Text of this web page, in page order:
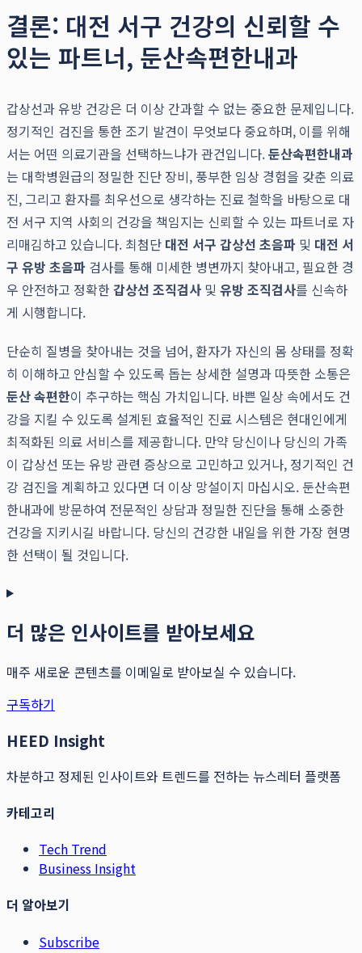
결론: 대전 서구 건강의 신뢰할 수
있는 파트너, 둔산속편한내과
갑상선과 유방 건강은 더 이상 간과할 수 없는 중요한 문제입니다.
정기적인 검진을 통한 조기 발견이 무엇보다 중요하며, 이를 위해
서는 어떤 의료기관을 선택하느냐가 관건입니다.둔산속편한내과
는 대학병원급의 정밀한 진단 장비, 풍부한 임상 경험을 갖춘 의료
진, 그리고 환자를 최우선으로 생각하는 진료 철학을 바탕으로 대
전 서구 지역 사회의 건강을 책임지는 신뢰할 수 있는 파트너로 자
리매김하고 있습니다. 최첨단 대전 서구 갑상선 초음파 및 대전 서
구 유방 초음파 검사를 통해 미세한 병변까지 찾아내고, 필요한 경
우 안전하고 정확한갑상선 조직검사 및 유방 조직검사를 신속하
게 시행합니다.
단순히 질병을 찾아내는 것을 넘어, 환자가 자신의 몸 상태를 정확
히 이해하고 안심할 수 있도록 돕는 상세한 설명과 따뜻한 소통은
둔산 속편한이 추구하는 핵심 가치입니다. 바쁜 일상 속에서도 건
강을 지킬 수 있도록 설계된 효율적인 진료 시스템은 현대인에게
최적화된 의료 서비스를 제공합니다. 만약 당신이나 당신의 가족
이 갑상선 또는 유방 관련 증상으로 고민하고 있거나, 정기적인 건
강 검진을 계획하고 있다면 더 이상 망설이지 마십시오. 둔산속편
한내과에 방문하여 전문적인 상담과 정밀한 진단을 통해 소중한
건강을 지키시길 바랍니다. 당신의 건강한 내일을 위한 가장 현명
한 선택이 될 것입니다.
더 많은 인사이트를 받아보세요
매주 새로운 콘텐츠를 이메일로 받아보실 수 있습니다.
구독하기
HEED Insight
차분하고 정제된 인사이트와 트렌드를 전하는 뉴스레터 플랫폼
카테고리
Tech Trend
Business Insight
더 알아보기
Subscribe